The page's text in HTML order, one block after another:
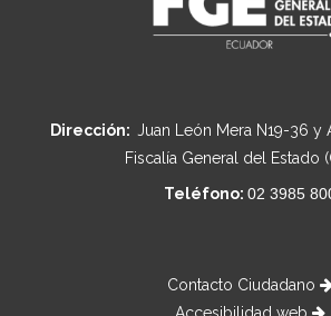
Dirección: Juan León Mera N19-36 y
Fiscalía General del Estado
Teléfono: 02 3985
Contacto Ciudadano